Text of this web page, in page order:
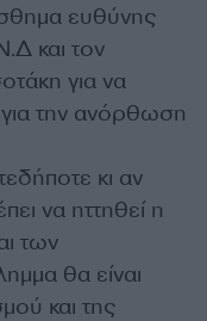
ευθύνης
και τον
για να
την ανόρθωση
κι αν
να ηττηθεί η
των
θα είναι
και της